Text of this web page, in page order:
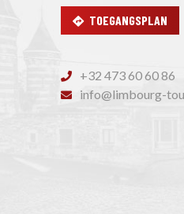
TOEGANGSPLAN
+32 473 60 60 86
info@limbourg-